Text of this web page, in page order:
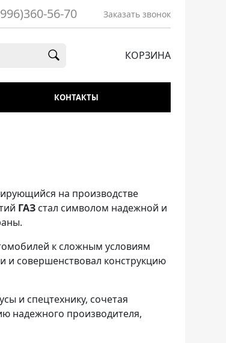
56-70 Заказать звонок
КОРЗИНА
КОНТАКТЫ
на производстве
ГАЗ стал символом надежной и
к сложным условиям
и совершенствовал конструкцию
и спецтехнику, сочетая
надежного производителя,